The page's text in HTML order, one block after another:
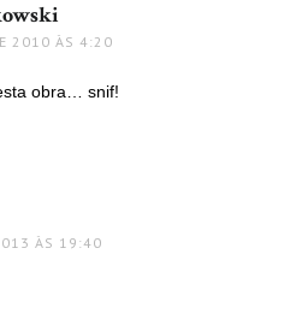
2010 ÀS 4:20
obra… snif!
ÀS 19:40